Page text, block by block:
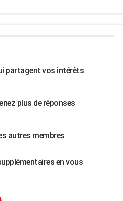
partagent vos intérêts
plus de réponses
autres membres
en vous